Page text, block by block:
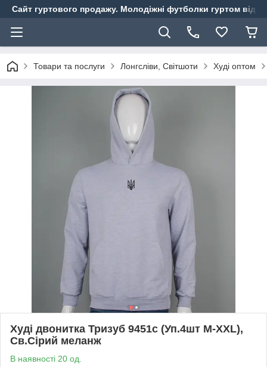
Сайт гуртового продажу. Молодіжні футболки гуртом від
Товари та послуги Лонгсліви, Світшоти Худі оптом
Худі двонитка Тризуб 9451с (Уп.4шт M-XXL),
Св.Сірий меланж
В наявності 20 од.